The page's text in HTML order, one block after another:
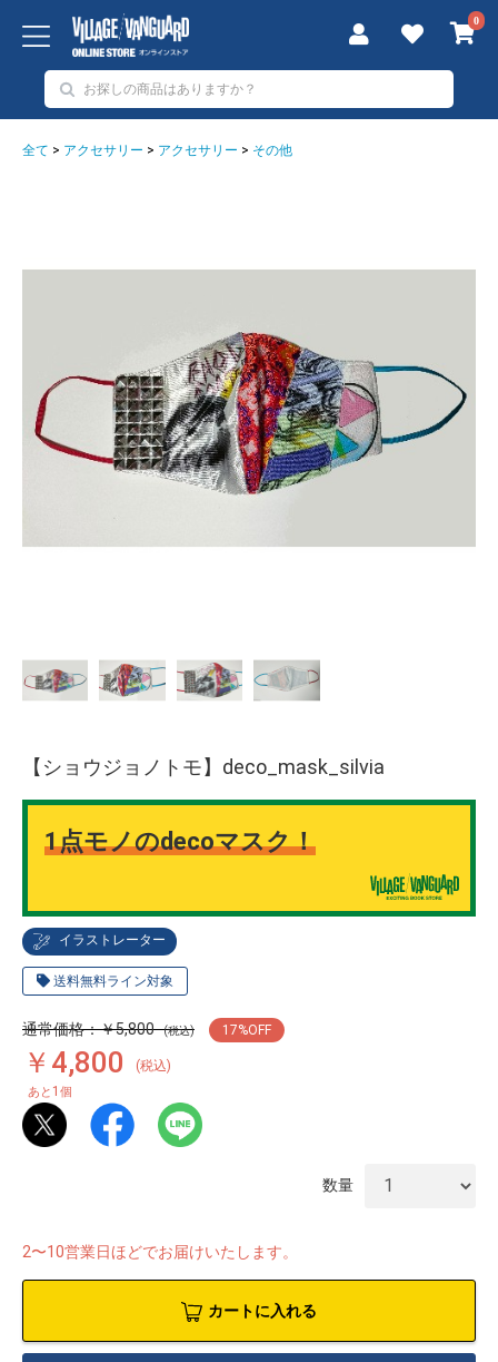
0
全て > アクセサリー > アクセサリー > その他
イラストレーター
送料無料ライン対象
【ショウジョノトモ】deco_mask_silvia
1点モノのdecoマスク！
通常価格：￥5,800 (税込) 17%OFF
￥4,800 (税込)
あと 1 個
数量
2〜10営業日ほどでお届けいたします。
カートに入れる